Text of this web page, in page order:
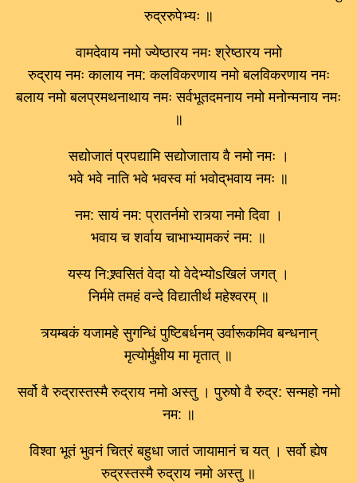
रुद्ररुपेभ्यः ॥
वामदेवाय नमो ज्येष्ठारय नमः श्रेष्ठारय नमो
रुद्राय नमः कालाय नम: कलविकरणाय नमो बलविकरणाय नमः
बलाय नमो बलप्रमथनाथाय नमः सर्वभूतदमनाय नमो मनोन्मनाय नमः
॥
सद्योजातं प्रपद्यामि सद्योजाताय वै नमो नमः ।
भवे भवे नाति भवे भवस्व मां भवोद्‌भवाय नमः ॥
नम: सायं नम: प्रातर्नमो रात्र्या नमो दिवा ।
भवाय च शर्वाय चाभाभ्यामकरं नम: ॥
यस्य नि:श्र्वसितं वेदा यो वेदेभ्योsखिलं जगत् ।
निर्ममे तमहं वन्दे विद्यातीर्थ महेश्वरम् ॥
त्र्यम्बकं यजामहे सुगन्धिं पुष्टिबर्धनम् उर्वारूकमिव बन्धनान्
मृत्योर्मुक्षीय मा मृतात् ॥
सर्वो वै रुद्रास्तस्मै रुद्राय नमो अस्तु । पुरुषो वै रुद्र: सन्महो नमो
नम: ॥
विश्वा भूतं भुवनं चित्रं बहुधा जातं जायामानं च यत् । सर्वो ह्येष
रुद्रस्तस्मै रुद्राय नमो अस्तु ॥